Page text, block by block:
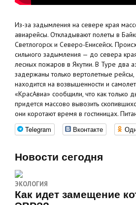
Из-за задымления на севере края
авиарейсы. Откладывают полеты в
Светлогорск и Северо-Енисейск.
сильного задымления — до севера
лесных пожаров в Якутии. В Туре два
задержаны только вертолетные рейсы,
находится на возвышенности и
«КрасАвиа» сообщили, что как только
придется массово вывозить
они коротают время в гостиницах.
Telegram Вконтакте
Новости сегодня
ЭКОЛОГИЯ
Как идет замещение